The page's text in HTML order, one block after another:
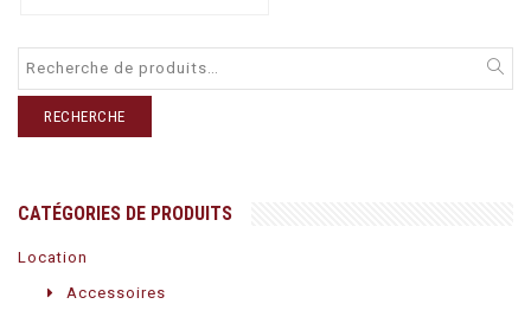
RECHERCHE
CATÉGORIES DE PRODUITS
Location
Accessoires